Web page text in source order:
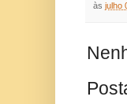
às julho